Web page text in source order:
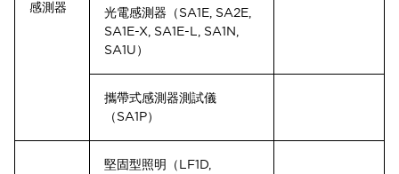
感測器
光電感測器（SA1E, SA2E,
SA1E-X, SA1E-L, SA1N,
SA1U）
攜帶式感測器測試儀
（SA1P）
堅固型照明（LF1D,